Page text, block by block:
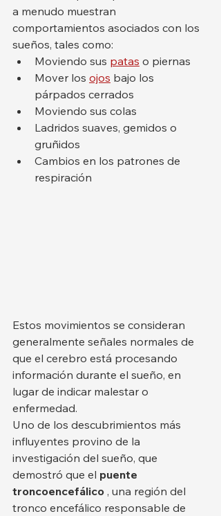
a menudo muestran
comportamientos asociados con los
sueños, tales como:
Moviendo sus patas o piernas
Mover los ojos bajo los
párpados cerrados
Moviendo sus colas
Ladridos suaves, gemidos o
gruñidos
Cambios en los patrones de
respiración
Estos movimientos se consideran
generalmente señales normales de
que el cerebro está procesando
información durante el sueño, en
lugar de indicar malestar o
enfermedad.
Uno de los descubrimientos más
influyentes provino de la
investigación del sueño, que
demostró que el puente
troncoencefálico , una región del
tronco encefálico responsable de